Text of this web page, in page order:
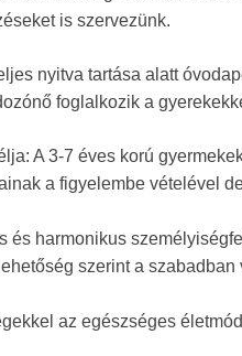
is szervezünk.
nyitva tartása alatt
foglalkozik a
A 3-7 éves korú
a figyelembe vételével
és harmonikus
szerint a szabadban
az egészséges